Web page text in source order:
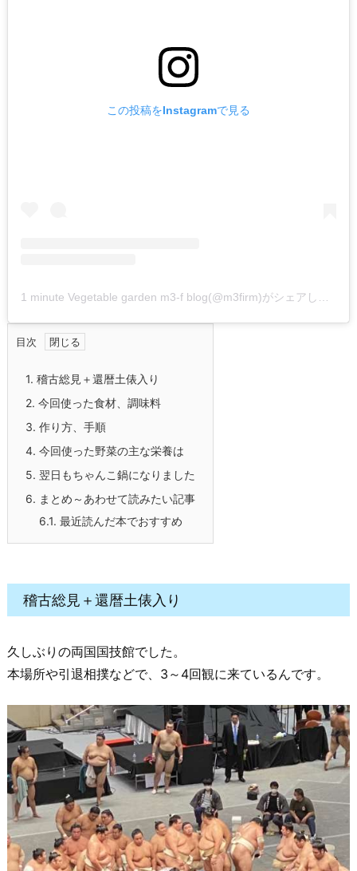
この投稿をInstagramで見る
目次
1. 稽古総見＋還暦土俵入り
2. 今回使った食材、調味料
3. 作り方、手順
4. 今回使った野菜の主な栄養は
5. 翌日もちゃんこ鍋になりました
6. まとめ～あわせて読みたい記事
6.1. 最近読んだ本でおすすめ
稽古総見＋還暦土俵入り
久しぶりの両国国技館でした。
本場所や引退相撲などで、3～4回観に来ているんです。